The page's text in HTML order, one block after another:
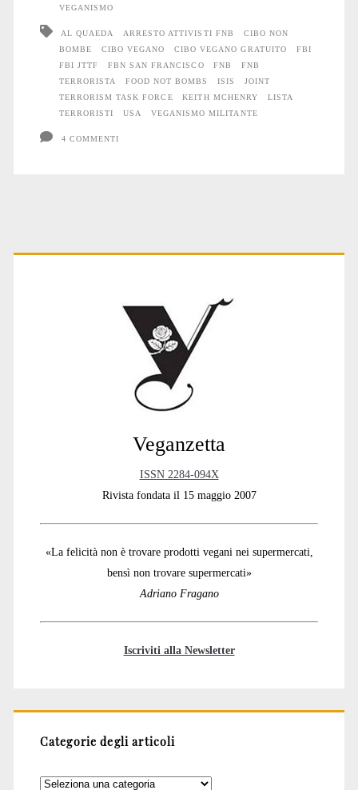
come
l’Isis…
VEGANISMO
AL QUAEDA ARRESTO ATTIVISTI FNB
CIBO NON
BOMBE
CIBO VEGANO CIBO VEGANO GRATUITO
FBI
FBI JTTF
FBN SAN FRANCISCO FNB
FNB
TERRORISTA
FOOD NOT BOMBS ISIS
JOINT
TERRORISM TASK FORCE
KEITH MCHENRY
LISTA
TERRORISTI
USA VEGANISMO MILITANTE
4 COMMENTI
Primary
Veganzetta
ISSN 2284-094X
Rivista fondata il 15 maggio 2007
«La felicità non è trovare prodotti vegani nei supermercati,
bensì non trovare supermercati»
Adriano Fragano
Iscriviti alla Newsletter
Categorie degli articoli
Categorie